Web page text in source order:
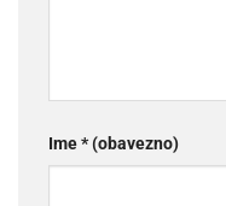
Ime* (obavezno)